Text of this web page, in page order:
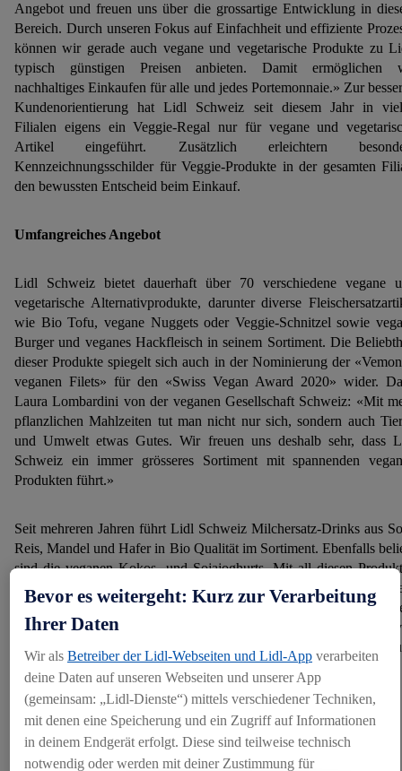
Angebot und freuen uns über die grossartige Entwicklung in
Bereich. Durch unseren Fokus auf Einfachheit und effiziente
können wir gerade auch vegane und vegetarische Produkte zu
typisch günstigen Preisen anbieten. Damit ermöglichen
nachhaltiges Einkaufen für alle und jedes Portemonnaie.» Zur
Kundenorientierung hat Lidl Schweiz seit diesem Jahr in
Filialen eigens ein Veggie-Regal nur für vegane und
Artikel eingeführt. Zusätzlich erleichtern
Kennzeichnungsschilder für Veggie-Produkte in der gesamten
den bewussten Entscheid beim Einkauf.
Umfangreiches Angebot
Lidl Schweiz bietet dauerhaft über 70 verschiedene vegane
vegetarische Alternativprodukte, darunter diverse
wie Bio Tofu, vegane Nuggets oder Veggie-Schnitzel sowie
Burger und veganes Hackfleisch in seinem Sortiment. Die
dieser Produkte spiegelt sich auch in der Nominierung der
veganen Filets» für den «Swiss Vegan Award 2020» wider.
Laura Lombardini von der veganen Gesellschaft Schweiz: «Mit
pflanzlichen Mahlzeiten tut man nicht nur sich, sondern auch
und Umwelt etwas Gutes. Wir freuen uns deshalb sehr, dass
Schweiz ein immer grösseres Sortiment mit spannenden
Produkten führt.»
Seit mehreren Jahren führt Lidl Schweiz Milchersatz-Drinks aus
Reis, Mandel und Hafer in Bio Qualität im Sortiment. Ebenfalls
sind die veganen Kokos- und Sojajoghurts. Mit all diesen
konnte Lidl Schweiz seinen Umsatz im Vergleich zum
verdoppeln. Auch mit seinem breiten Frische-Angebot an
Gemüsen sowie Backwaren bietet der Detailhändler eine Vielfalt
pflanzlichen Produkten, die es für eine ausgewogene vegane
vegetarische Ernährung braucht.
Kooperationen und Aktionswochen
Um das Sortiment den Kundenbedürfnissen entsprechend
Bevor es weitergeht: Kurz zur Verarbeitung
Ihrer Daten
Wir als Betreiber der Lidl-Webseiten und Lidl-App verarbeiten
deine Daten auf unseren Webseiten und unserer App
(gemeinsam: „Lidl-Dienste“) mittels verschiedener Techniken,
mit denen eine Speicherung und ein Zugriff auf Informationen
in deinem Endgerät erfolgt. Diese sind teilweise technisch
notwendig oder werden mit deiner Zustimmung für